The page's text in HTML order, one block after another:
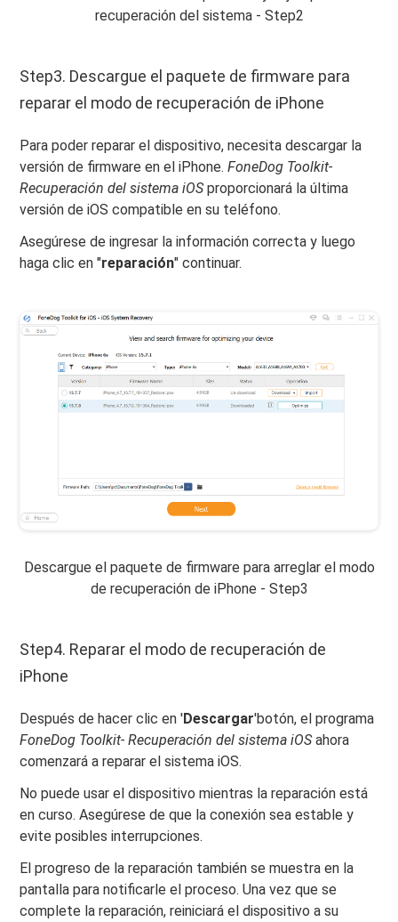
recuperación del sistema - Step2
Step3. Descargue el paquete de firmware para
reparar el modo de recuperación de iPhone
Para poder reparar el dispositivo, necesita descargar la
versión de firmware en el iPhone.FoneDog Toolkit-
Recuperación del sistema iOSproporcionará la última
versión de iOS compatible en su teléfono.
Asegúrese de ingresar la información correcta y luego
haga clic en "reparación" continuar.
Descargue el paquete de firmware para arreglar el modo
de recuperación de iPhone - Step3
Step4. Reparar el modo de recuperación de
iPhone
Después de hacer clic en 'Descargar'botón, el programa
FoneDog Toolkit- Recuperación del sistema iOSahora
comenzará a reparar el sistema iOS.
No puede usar el dispositivo mientras la reparación está
en curso. Asegúrese de que la conexión sea estable y
evite posibles interrupciones.
El progreso de la reparación también se muestra en la
pantalla para notificarle el proceso. Una vez que se
complete la reparación, reiniciará el dispositivo a su